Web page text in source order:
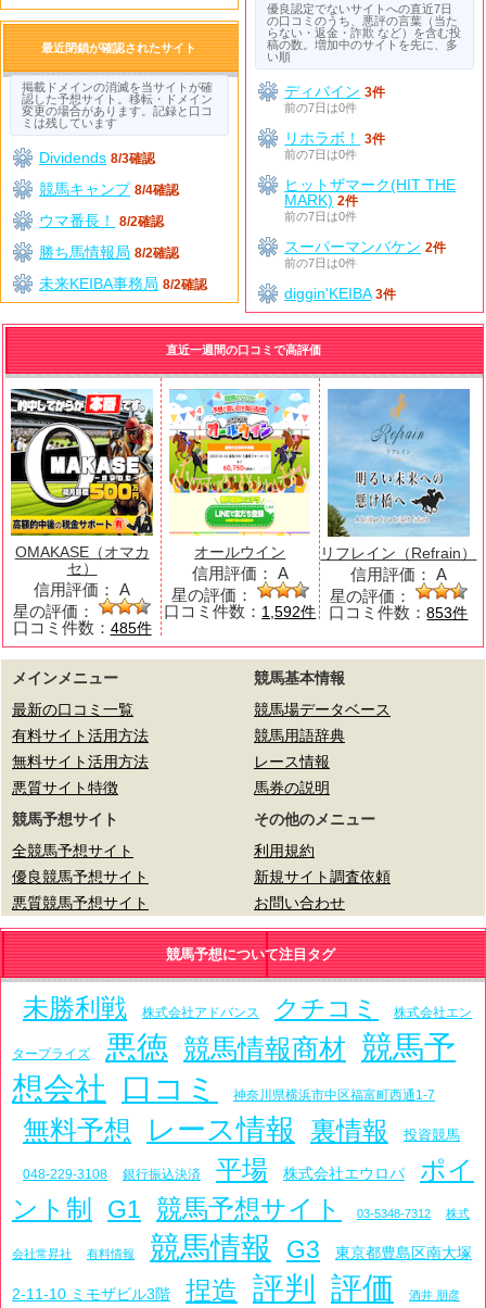
優良認定でないサイトへの直近7日
の口コミのうち、悪評の言葉（当た
らない・返金・詐欺 など）を含む投
稿の数。増加中のサイトを先に、多
い順
ディバイン 3件
前の7日は0件
リホラボ！
3件
前の7日は0件
ヒットザマーク(HIT THE
MARK) 2件
前の7日は0件
スーパーマンバケン 2件
前の7日は0件
diggin'KEIBA 3件
最近閉鎖が確認されたサイト
掲載ドメインの消滅を当サイトが確
認した予想サイト。移転・ドメイン
変更の場合があります。記録と口コ
ミは残しています
Dividends 8/3確認
競馬キャンプ 8/4確認
ウマ番長！ 8/2確認
勝ち馬情報局 8/2確認
未来KEIBA事務局 8/2確認
直近一週間の口コミで高評価
OMAKASE（オマカ
セ）
信用評価： A
星の評価：
口コミ件数： 485件
オールウイン
信用評価： A
星の評価：
口コミ件数： 1,592件
リフレイン（Refrain）
信用評価： A
星の評価：
口コミ件数：853件
メインメニュー
最新の口コミ一覧
有料サイト活用方法
無料サイト活用方法
悪質サイト特徴
競馬基本情報
競馬場データベース
競馬用語辞典
レース情報
馬券の説明
競馬予想サイト
全競馬予想サイト
優良競馬予想サイト
悪質競馬予想サイト
その他のメニュー
利用規約
新規サイト調査依頼
お問い合わせ
競馬予想について注目タグ
未勝利戦 株式会社アドバンス クチコミ 株式会社エン
タープライズ 悪徳 競馬情報商材 競馬予
想会社 口コミ 神奈川県横浜市中区福富町西通1-7
無料予想 レース情報 裏情報 投資競馬
048-229-3108 銀行振込決済 平場 株式会社エウロパ
ポイ
ント制
G1 競馬予想サイト 03-5348-7312 株式
会社常昇社 有料情報 競馬情報 G3 東京都豊島区南大塚
2-11-10 ミモザビル3階 捏造 評判 評価 酒井 朋彦